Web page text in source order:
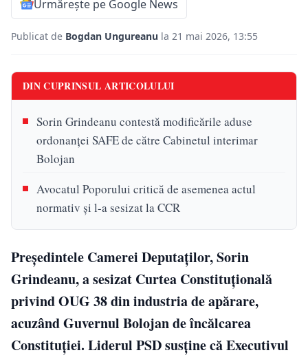
Urmărește pe Google News
Publicat de Bogdan Ungureanu la 21 mai 2026, 13:55
DIN CUPRINSUL ARTICOLULUI
Sorin Grindeanu contestă modificările aduse
ordonanței SAFE de către Cabinetul interimar
Bolojan
Avocatul Poporului critică de asemenea actul
normativ și l-a sesizat la CCR
Președintele Camerei Deputaților, Sorin
Grindeanu, a sesizat Curtea Constituțională
privind OUG 38 din industria de apărare,
acuzând Guvernul Bolojan de încălcarea
Constituției. Liderul PSD susține că Executivul